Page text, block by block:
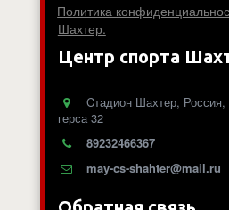
Политика
Шахтер.
Центр спорта
Cтадион Шахтер, Россия,
герса 32
89232466367
may-cs-shahter@mail.ru